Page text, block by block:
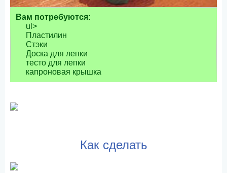
Вам потребуются:
ul>
Пластилин
Стэки
Доска для лепки
тесто для лепки
капроновая крышка
Как сделать